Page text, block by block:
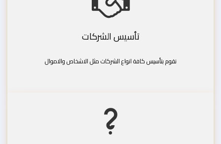
تأسيس الشركات
نقوم بتأسيس كافة انواع الشركات مثل الاشخاص والاموال